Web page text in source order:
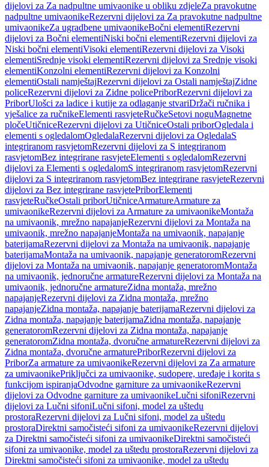
dijelovi za Za nadpultne umivaonike u obliku zdjeleZa pravokutne
nadpultne umivaonikeRezervni dijelovi za Za pravokutne nadpultne
umivaonikeZa ugradbene umivaonikeBočni elementiRezervni
dijelovi za Bočni elementiNiski bočni elementiRezervni dijelovi za
Niski bočni elementiVisoki elementiRezervni dijelovi za Visoki
elementiSrednje visoki elementiRezervni dijelovi za Srednje visoki
elementiKonzolni elementiRezervni dijelovi za Konzolni
elementiOstali namještajRezervni dijelovi za Ostali namještajZidne
policeRezervni dijelovi za Zidne policePriborRezervni dijelovi za
PriborUlošci za ladice i kutije za odlaganje stvariDržači ručnika i
vješalice za ručnikeElementi rasvjeteRučkeSetovi noguMagnetne
pločeUtičniceRezervni dijelovi za UtičniceOstali priborOgledala i
elementi s ogledalomOgledalaRezervni dijelovi za OgledalaS
integriranom rasvjetomRezervni dijelovi za S integriranom
rasvjetomBez integrirane rasvjeteElementi s ogledalomRezervni
dijelovi za Elementi s ogledalomS integriranom rasvjetomRezervni
dijelovi za S integriranom rasvjetomBez integrirane rasvjeteRezervni
dijelovi za Bez integrirane rasvjetePriborElementi
rasvjeteRučkeOstali priborUtičniceArmatureArmature za
umivaonikeRezervni dijelovi za Armature za umivaonikeMontaža
na umivaonik, mrežno napajanjeRezervni dijelovi za Montaža na
umivaonik, mrežno napajanjeMontaža na umivaonik, napajanje
baterijamaRezervni dijelovi za Montaža na umivaonik, napajanje
baterijamaMontaža na umivaonik, napajanje generatoromRezervni
dijelovi za Montaža na umivaonik, napajanje generatoromMontaža
na umivaonik, jednoručne armatureRezervni dijelovi za Montaža na
umivaonik, jednoručne armatureZidna montaža, mrežno
napajanjeRezervni dijelovi za Zidna montaža, mrežno
napajanjeZidna montaža, napajanje baterijamaRezervni dijelovi za
Zidna montaža, napajanje baterijamaZidna montaža, napajanje
generatoromRezervni dijelovi za Zidna montaža, napajanje
generatoromZidna montaža, dvoručne armatureRezervni dijelovi za
Zidna montaža, dvoručne armaturePriborRezervni dijelovi za
PriborZa armature za umivaonikeRezervni dijelovi za Za armature
za umivaonikePriključci za umivaonike, sudopere, uređaje i korita s
funkcijom ispiranjaOdvodne garniture za umivaonikeRezervni
dijelovi za Odvodne garniture za umivaonikeLučni sifoniRezervni
dijelovi za Lučni sifoniLučni sifoni, model za uštedu
prostoraRezervni dijelovi za Lučni sifoni, model za uštedu
prostoraDirektni samočisteći sifoni za umivaonikeRezervni dijelovi
za Direktni samočisteći sifoni za umivaonikeDirektni samočisteći
sifoni za umivaonike, model za uštedu prostoraRezervni dijelovi za
Direktni samočisteći sifoni za umivaonike, model za uštedu